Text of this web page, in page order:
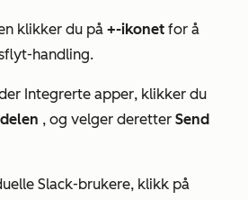
klikker du på +-ikonet for å
handling.
Integrerte apper, klikker du
, og velger deretter Send
Slack-brukere, klikk på